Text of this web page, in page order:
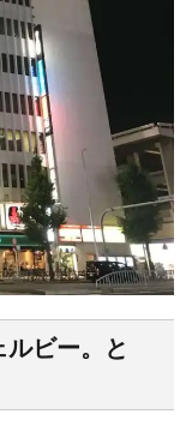
ビー。と